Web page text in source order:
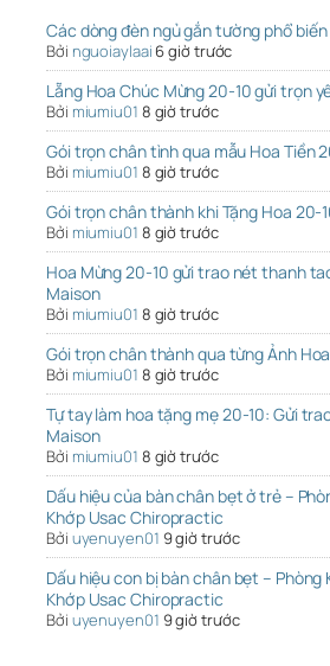
Các dòng đèn ngủ gắn tường phổ
Bởi nguoiaylaai 6 giờ trước
Lẵng Hoa Chúc Mừng 20-10 gửi trọn
Bởi miumiu01 8 giờ trước
Gói trọn chân tình qua mẫu Hoa Tiền
Bởi miumiu01 8 giờ trước
Gói trọn chân thành khi Tặng Hoa 20-
Bởi miumiu01 8 giờ trước
Hoa Mừng 20-10 gửi trao nét thanh
Maison
Bởi miumiu01 8 giờ trước
Gói trọn chân thành qua từng Ảnh
Bởi miumiu01 8 giờ trước
Tự tay làm hoa tặng mẹ 20-10: Gửi
Maison
Bởi miumiu01 8 giờ trước
Dấu hiệu của bàn chân bẹt ở trẻ –
Khớp Usac Chiropractic
Bởi uyenuyen01 9 giờ trước
Dấu hiệu con bị bàn chân bẹt – Phòng
Khớp Usac Chiropractic
Bởi uyenuyen01 9 giờ trước